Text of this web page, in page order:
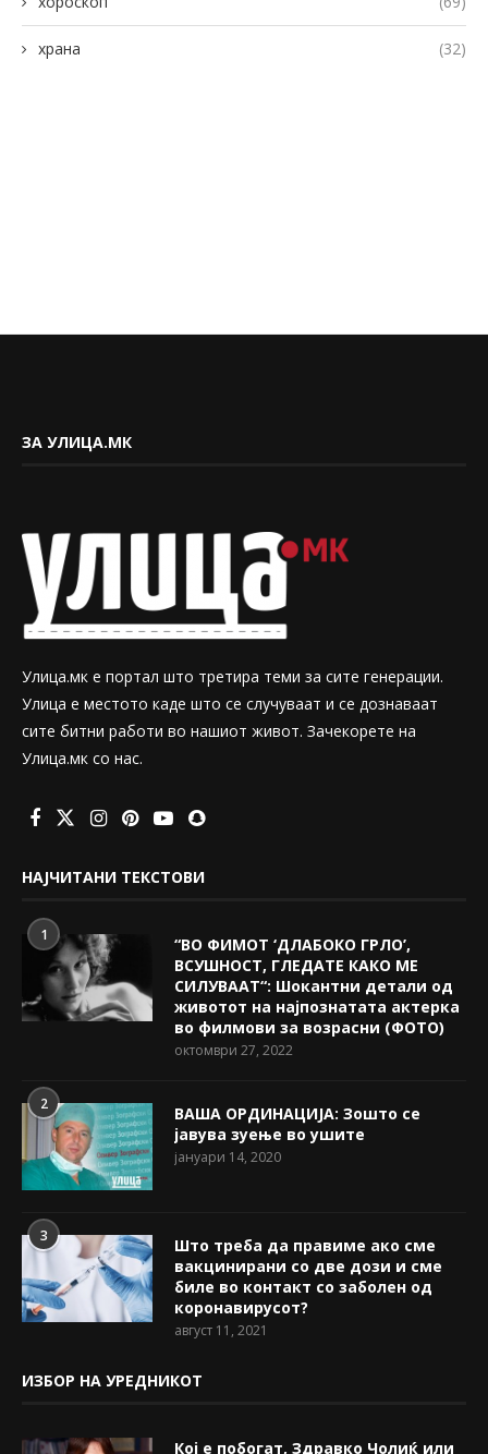
храна (32)
ЗА УЛИЦА.МК
Улица.мк е портал што третира теми за сите генерации.
Улица е местото каде што се случуваат и се дознаваат
сите битни работи во нашиот живот. Зачекорете на
Улица.мк со нас.
НАЈЧИТАНИ ТЕКСТОВИ
1
“ВО ФИМОТ ‘ДЛАБОКО ГРЛО’,
ВСУШНОСТ, ГЛЕДАТЕ КАКО МЕ
СИЛУВААТ“: Шокантни детали од
животот на најпознатата актерка
во филмови за возрасни (ФОТО)
октомври 27, 2022
2
ВАША ОРДИНАЦИЈА: Зошто се
јавува зуење во ушите
јануари 14, 2020
3
Што треба да правиме ако сме
вакцинирани со две дози и сме
биле во контакт со заболен од
коронавирусот?
август 11, 2021
ИЗБОР НА УРЕДНИКОТ
Кој е побогат, Здравко Чолиќ или